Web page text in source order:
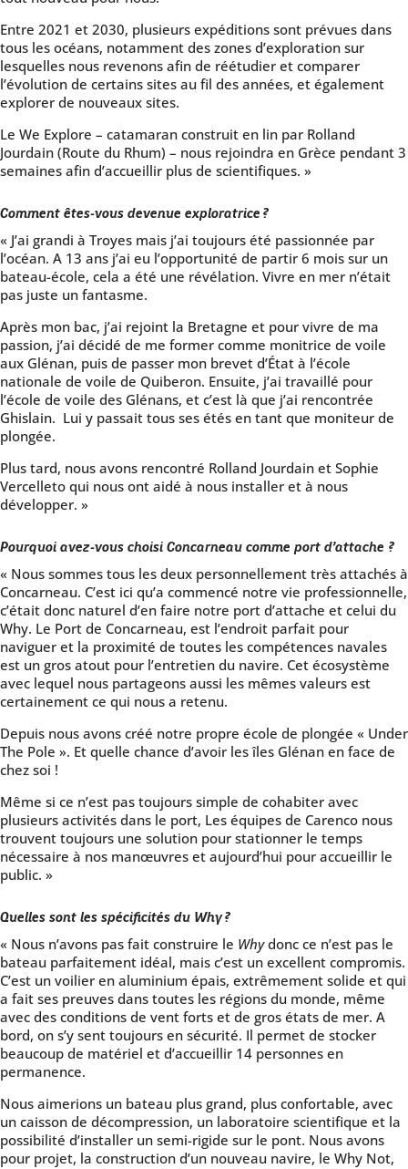
Entre 2021 et 2030, plusieurs expéditions sont prévues dans
tous les océans, notamment des zones d’exploration sur
lesquelles nous revenons afin de réétudier et comparer
l’évolution de certains sites au fil des années, et également
explorer de nouveaux sites.
Le We Explore – catamaran construit en lin par Rolland
Jourdain (Route du Rhum) – nous rejoindra en Grèce pendant 3
semaines afin d’accueillir plus de scientifiques. »
Comment êtes-vous devenue exploratrice ?
« J’ai grandi à Troyes mais j’ai toujours été passionnée par
l’océan. A 13 ans j’ai eu l’opportunité de partir 6 mois sur un
bateau-école, cela a été une révélation. Vivre en mer n’était
pas juste un fantasme.
Après mon bac, j’ai rejoint la Bretagne et pour vivre de ma
passion, j’ai décidé de me former comme monitrice de voile
aux Glénan, puis de passer mon brevet d’État à l’école
nationale de voile de Quiberon. Ensuite, j’ai travaillé pour
l’école de voile des Glénans, et c’est là que j’ai rencontrée
Ghislain. Lui y passait tous ses étés en tant que moniteur de
plongée.
Plus tard, nous avons rencontré Rolland Jourdain et Sophie
Vercelleto qui nous ont aidé à nous installer et à nous
développer. »
Pourquoi avez-vous choisi Concarneau comme port d’attache ?
« Nous sommes tous les deux personnellement très attachés à
Concarneau. C’est ici qu’a commencé notre vie professionnelle,
c’était donc naturel d’en faire notre port d’attache et celui du
Why. Le Port de Concarneau, est l’endroit parfait pour
naviguer et la proximité de toutes les compétences navales
est un gros atout pour l’entretien du navire. Cet écosystème
avec lequel nous partageons aussi les mêmes valeurs est
certainement ce qui nous a retenu.
Depuis nous avons créé notre propre école de plongée « Under
The Pole ». Et quelle chance d’avoir les îles Glénan en face de
chez soi !
Même si ce n’est pas toujours simple de cohabiter avec
plusieurs activités dans le port, Les équipes de Carenco nous
trouvent toujours une solution pour stationner le temps
nécessaire à nos manœuvres et aujourd’hui pour accueillir le
public. »
Quelles sont les spécificités du Why ?
« Nous n’avons pas fait construire le Whydonc ce n’est pas le
bateau parfaitement idéal, mais c’est un excellent compromis.
C’est un voilier en aluminium épais, extrêmement solide et qui
a fait ses preuves dans toutes les régions du monde, même
avec des conditions de vent forts et de gros états de mer. A
bord, on s’y sent toujours en sécurité. Il permet de stocker
beaucoup de matériel et d’accueillir 14 personnes en
permanence.
Nous aimerions un bateau plus grand, plus confortable, avec
un caisson de décompression, un laboratoire scientifique et la
possibilité d’installer un semi-rigide sur le pont. Nous avons
pour projet, la construction d’un nouveau navire, le Why Not,